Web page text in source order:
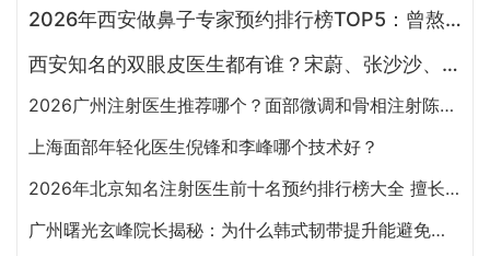
2026年西安做鼻子专家预约排行榜TOP5：曾熬、霍玉旺、房志强、蒋立、刘宝军哪个更好？
西安知名的双眼皮医生都有谁？宋蔚、张沙沙、韩钰博、王璇、张文军谁做双眼皮更好？
2026广州注射医生推荐哪个？面部微调和骨相注射陈超越、赵江辉、张少伟、曾东、玄峰、邓咏谁好？
上海面部年轻化医生倪锋和李峰哪个技术好？
2026年北京知名注射医生前十名预约排行榜大全 擅长面部抗衰、皮贴骨、面部轮廓的注射医生哪个最好？
广州曙光玄峰院长揭秘：为什么韩式韧带提升能避免面部臃肿？